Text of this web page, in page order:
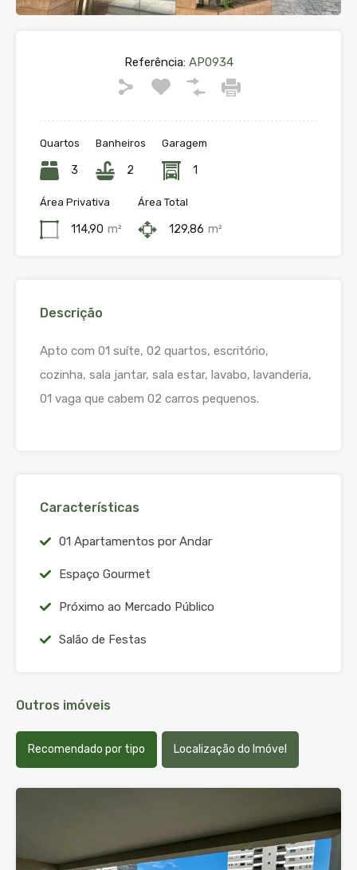
Referência:AP0934
Quartos
3
Banheiros
2
Garagem
1
Área Privativa
114,90 m²
Área Total
129,86 m²
Descrição
Apto com 01 suíte, 02 quartos, escritório,
cozinha, sala jantar, sala estar, lavabo, lavanderia,
01 vaga que cabem 02 carros pequenos.
Características
01 Apartamentos por Andar
Espaço Gourmet
Próximo ao Mercado Público
Salão de Festas
Outros imóveis
Recomendado por tipo Localização do Imóvel